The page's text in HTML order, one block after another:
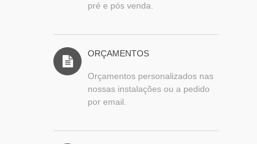
pré e pós venda.
ORÇAMENTOS
Orçamentos personalizados nas
nossas instalações ou a pedido
por email.